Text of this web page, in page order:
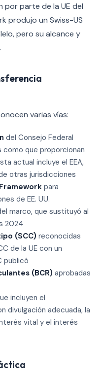
por parte de la UE del
produjo un Swiss-US
pero su alcance y
varias vías:
del Consejo Federal
como que proporcionan
actual incluye el EEA,
otras jurisdicciones
para
de EE. UU.
marco, que sustituyó al
2024
(SCC) reconocidas
de la UE con un
publicó
(BCR) aprobadas
incluyen el
divulgación adecuada, la
vital y el interés